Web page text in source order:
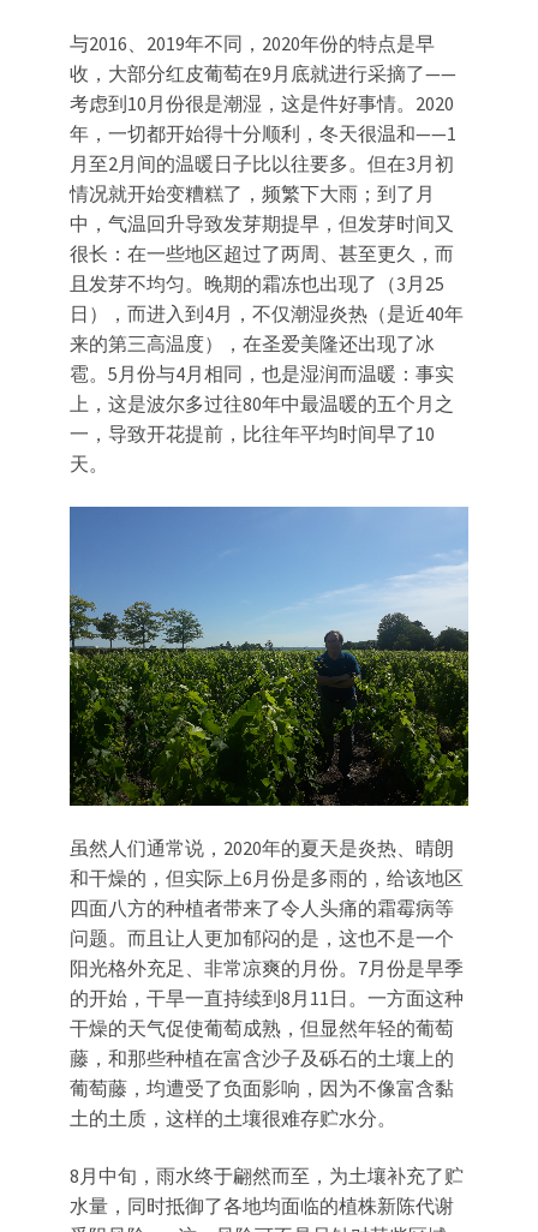
与2016、2019年不同，2020年份的特点是早
收，大部分红皮葡萄在9月底就进行采摘了——
考虑到10月份很是潮湿，这是件好事情。2020
年，一切都开始得十分顺利，冬天很温和——1
月至2月间的温暖日子比以往要多。但在3月初
情况就开始变糟糕了，频繁下大雨；到了月
中，气温回升导致发芽期提早，但发芽时间又
很长：在一些地区超过了两周、甚至更久，而
且发芽不均匀。晚期的霜冻也出现了（3月25
日），而进入到4月，不仅潮湿炎热（是近40年
来的第三高温度），在圣爱美隆还出现了冰
雹。5月份与4月相同，也是湿润而温暖：事实
上，这是波尔多过往80年中最温暖的五个月之
一，导致开花提前，比往年平均时间早了10
天。
虽然人们通常说，2020年的夏天是炎热、晴朗
和干燥的，但实际上6月份是多雨的，给该地区
四面八方的种植者带来了令人头痛的霜霉病等
问题。而且让人更加郁闷的是，这也不是一个
阳光格外充足、非常凉爽的月份。7月份是旱季
的开始，干旱一直持续到8月11日。一方面这种
干燥的天气促使葡萄成熟，但显然年轻的葡萄
藤，和那些种植在富含沙子及砾石的土壤上的
葡萄藤，均遭受了负面影响，因为不像富含黏
土的土质，这样的土壤很难存贮水分。
8月中旬，雨水终于翩然而至，为土壤补充了贮
水量，同时抵御了各地均面临的植株新陈代谢